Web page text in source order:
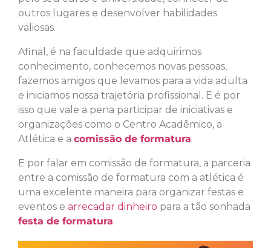
outros lugares e desenvolver habilidades
valiosas.
Afinal, é na faculdade que adquirimos
conhecimento, conhecemos novas pessoas,
fazemos amigos que levamos para a vida adulta
e iniciamos nossa trajetória profissional. E é por
isso que vale a pena participar de iniciativas e
organizações como o Centro Acadêmico, a
Atlética e a comissão de formatura.
E por falar em comissão de formatura, a parceria
entre a comissão de formatura com a atlética é
uma excelente maneira para organizar festas e
eventos e arrecadar dinheiro para a tão sonhada
festa de formatura.